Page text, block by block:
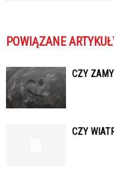
POWIĄZANE
CZY
CZY